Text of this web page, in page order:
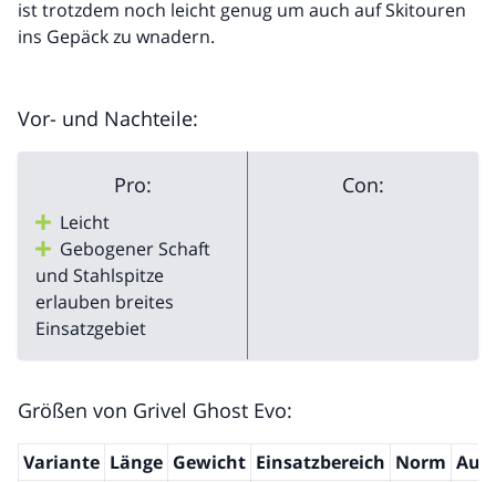
ist trotzdem noch leicht genug um auch auf Skitouren
ins Gepäck zu wnadern.
Vor- und Nachteile:
Pro:
Leicht
Gebogener Schaft
und Stahlspitze
erlauben breites
Einsatzgebiet
Con:
Größen von Grivel Ghost Evo:
Variante Länge Gewicht Einsatzbereich Norm